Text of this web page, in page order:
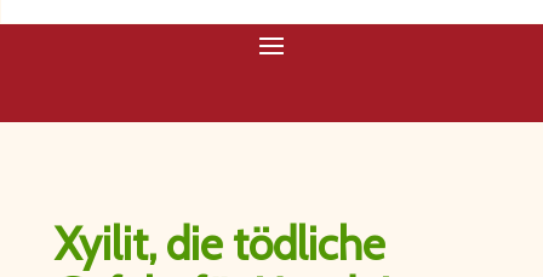
Xyilit, die tödliche